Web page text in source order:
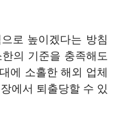
로 높이겠다는 방침
의 기준을 충족해도
에 소홀한 해외 업체
에서 퇴출당할 수 있